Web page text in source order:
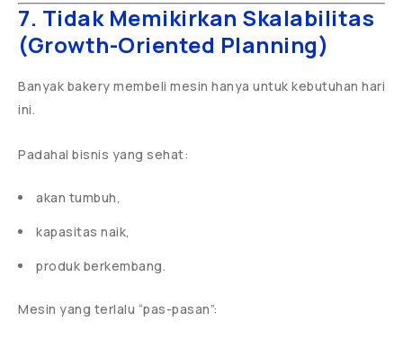
7. Tidak Memikirkan Skalabilitas
(Growth-Oriented Planning)
Banyak bakery membeli mesin hanya untuk kebutuhan hari
ini.
Padahal bisnis yang sehat:
akan tumbuh,
kapasitas naik,
produk berkembang.
Mesin yang terlalu “pas-pasan”: